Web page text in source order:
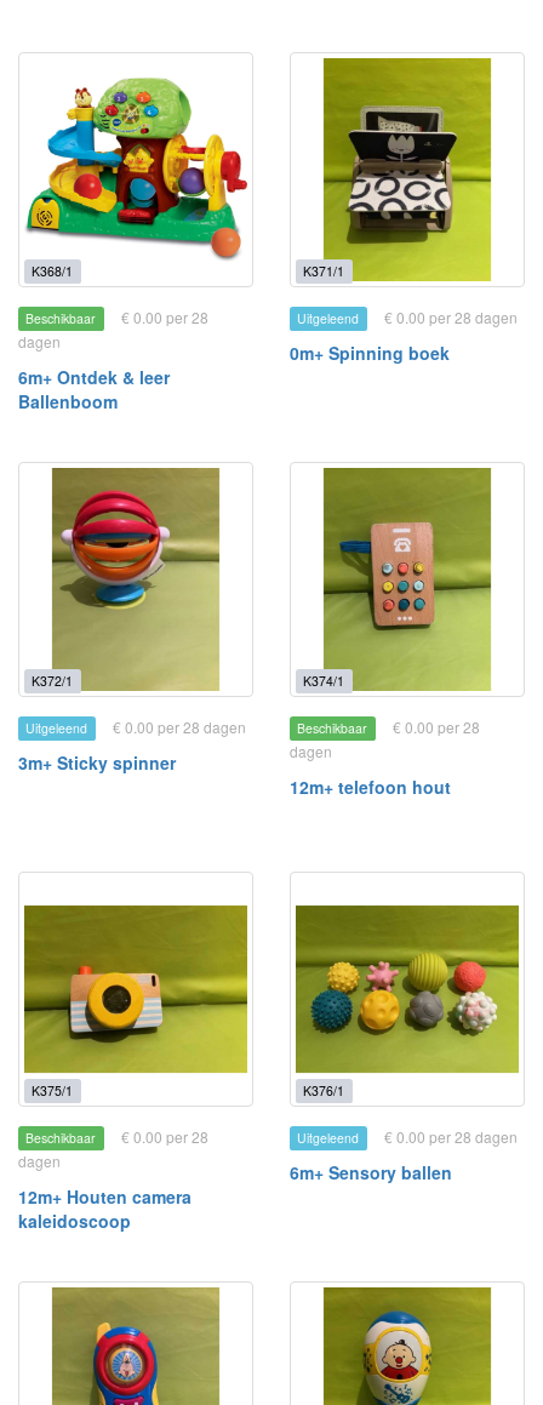
K368/1
Beschikbaar
€ 0.00 per 28
dagen
6m+ Ontdek & leer
Ballenboom
K371/1
Uitgeleend € 0.00 per 28 dagen
0m+ Spinning boek
K372/1
Uitgeleend € 0.00 per 28 dagen
3m+ Sticky spinner
K374/1
Beschikbaar
€ 0.00 per 28
dagen
12m+ telefoon hout
K375/1
Beschikbaar
€ 0.00 per 28
dagen
12m+ Houten camera
kaleidoscoop
K376/1
Uitgeleend € 0.00 per 28 dagen
6m+ Sensory ballen